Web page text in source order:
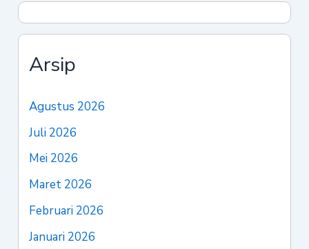
Arsip
Agustus 2026
Juli 2026
Mei 2026
Maret 2026
Februari 2026
Januari 2026